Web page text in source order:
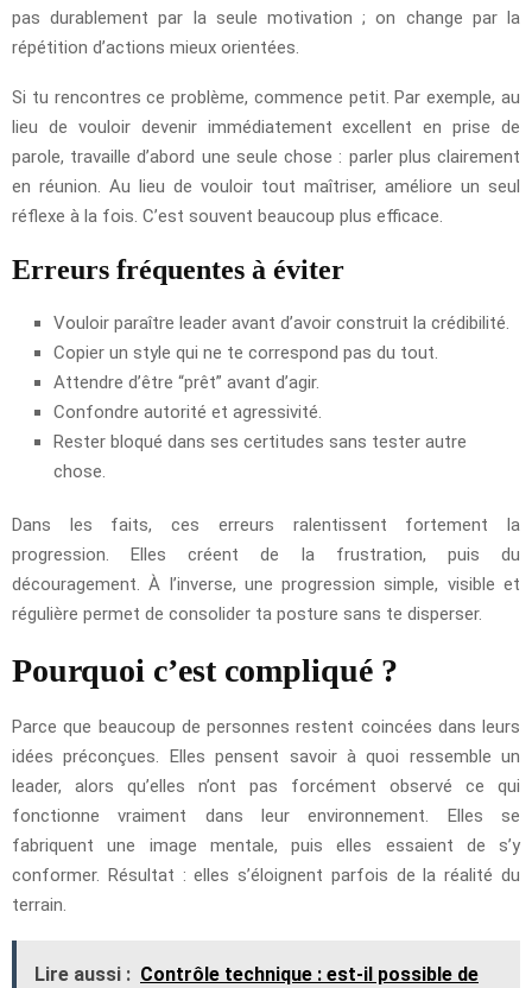
pas durablement par la seule motivation ; on change par la
répétition d’actions mieux orientées.
Si tu rencontres ce problème, commence petit. Par exemple, au
lieu de vouloir devenir immédiatement excellent en prise de
parole, travaille d’abord une seule chose : parler plus clairement
en réunion. Au lieu de vouloir tout maîtriser, améliore un seul
réflexe à la fois. C’est souvent beaucoup plus efficace.
Erreurs fréquentes à éviter
Vouloir paraître leader avant d’avoir construit la crédibilité.
Copier un style qui ne te correspond pas du tout.
Attendre d’être “prêt” avant d’agir.
Confondre autorité et agressivité.
Rester bloqué dans ses certitudes sans tester autre
chose.
Dans les faits, ces erreurs ralentissent fortement la
progression. Elles créent de la frustration, puis du
découragement. À l’inverse, une progression simple, visible et
régulière permet de consolider ta posture sans te disperser.
Pourquoi c’est compliqué ?
Parce que beaucoup de personnes restent coincées dans leurs
idées préconçues. Elles pensent savoir à quoi ressemble un
leader, alors qu’elles n’ont pas forcément observé ce qui
fonctionne vraiment dans leur environnement. Elles se
fabriquent une image mentale, puis elles essaient de s’y
conformer. Résultat : elles s’éloignent parfois de la réalité du
terrain.
Lire aussi : Contrôle technique : est-il possible de